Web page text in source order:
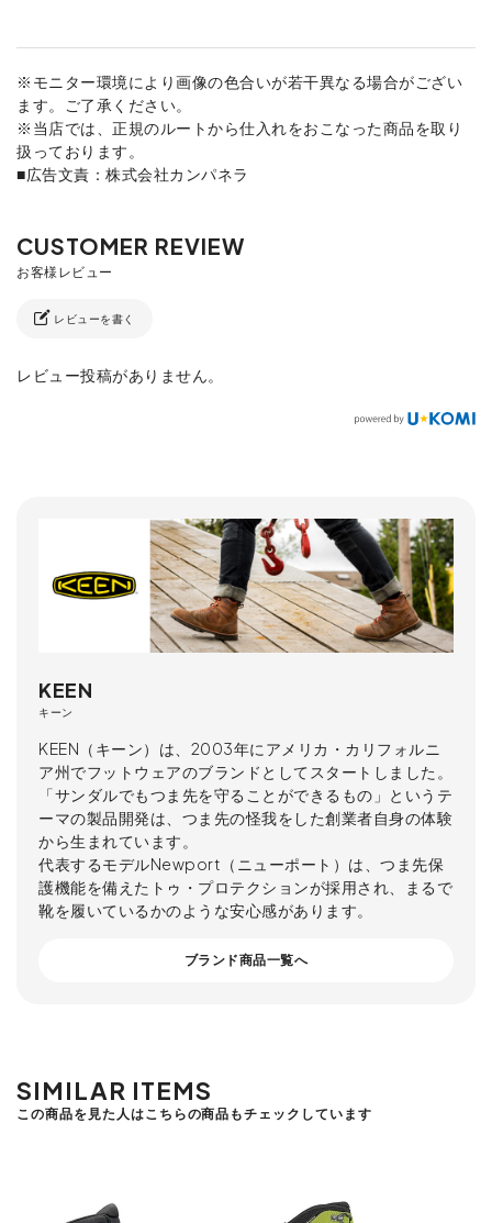
※モニター環境により画像の色合いが若干異なる場合がござい
ます。ご了承ください。
※当店では、正規のルートから仕入れをおこなった商品を取り
扱っております。
■広告文責：株式会社カンパネラ
レビューを書く
レビュー投稿がありません。
KEEN
キーン
KEEN（キーン）は、2003年にアメリカ・カリフォルニ
ア州でフットウェアのブランドとしてスタートしました。
「サンダルでもつま先を守ることができるもの」というテ
ーマの製品開発は、つま先の怪我をした創業者自身の体験
から生まれています。
代表するモデルNewport（ニューポート）は、つま先保
護機能を備えたトゥ・プロテクションが採用され、まるで
靴を履いているかのような安心感があります。
ブランド商品一覧へ
SIMILAR ITEMS
この商品を見た人はこちらの商品もチェックしています